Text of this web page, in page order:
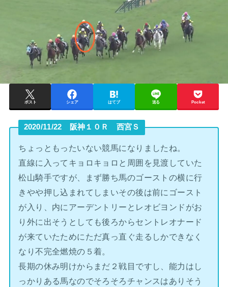
ポスト シェア はてブ 送る Pocket
2020/11/22 阪神１０Ｒ 西宮Ｓ
ちょっともったいない競馬になりましたね。
直線に入ってキョロキョロと周囲を見渡していた
松山騎手ですが、まず勝ち馬のゴーストの横に行
きやや押し込まれてしまいその後は前にゴースト
が入り、内にアーデントリーとレオビヨンドがお
り外に出そうとしても後ろからセントレオナード
が来ていたためにただ真っ直ぐ走るしかできなく
なり不完全燃焼の５着。
長期の休み明けからまだ２戦目ですし、能力はし
っかりある馬なのでそろそろチャンスはありそう